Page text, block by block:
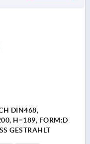
DIN468,
H=189, FORM:D
GESTRAHLT